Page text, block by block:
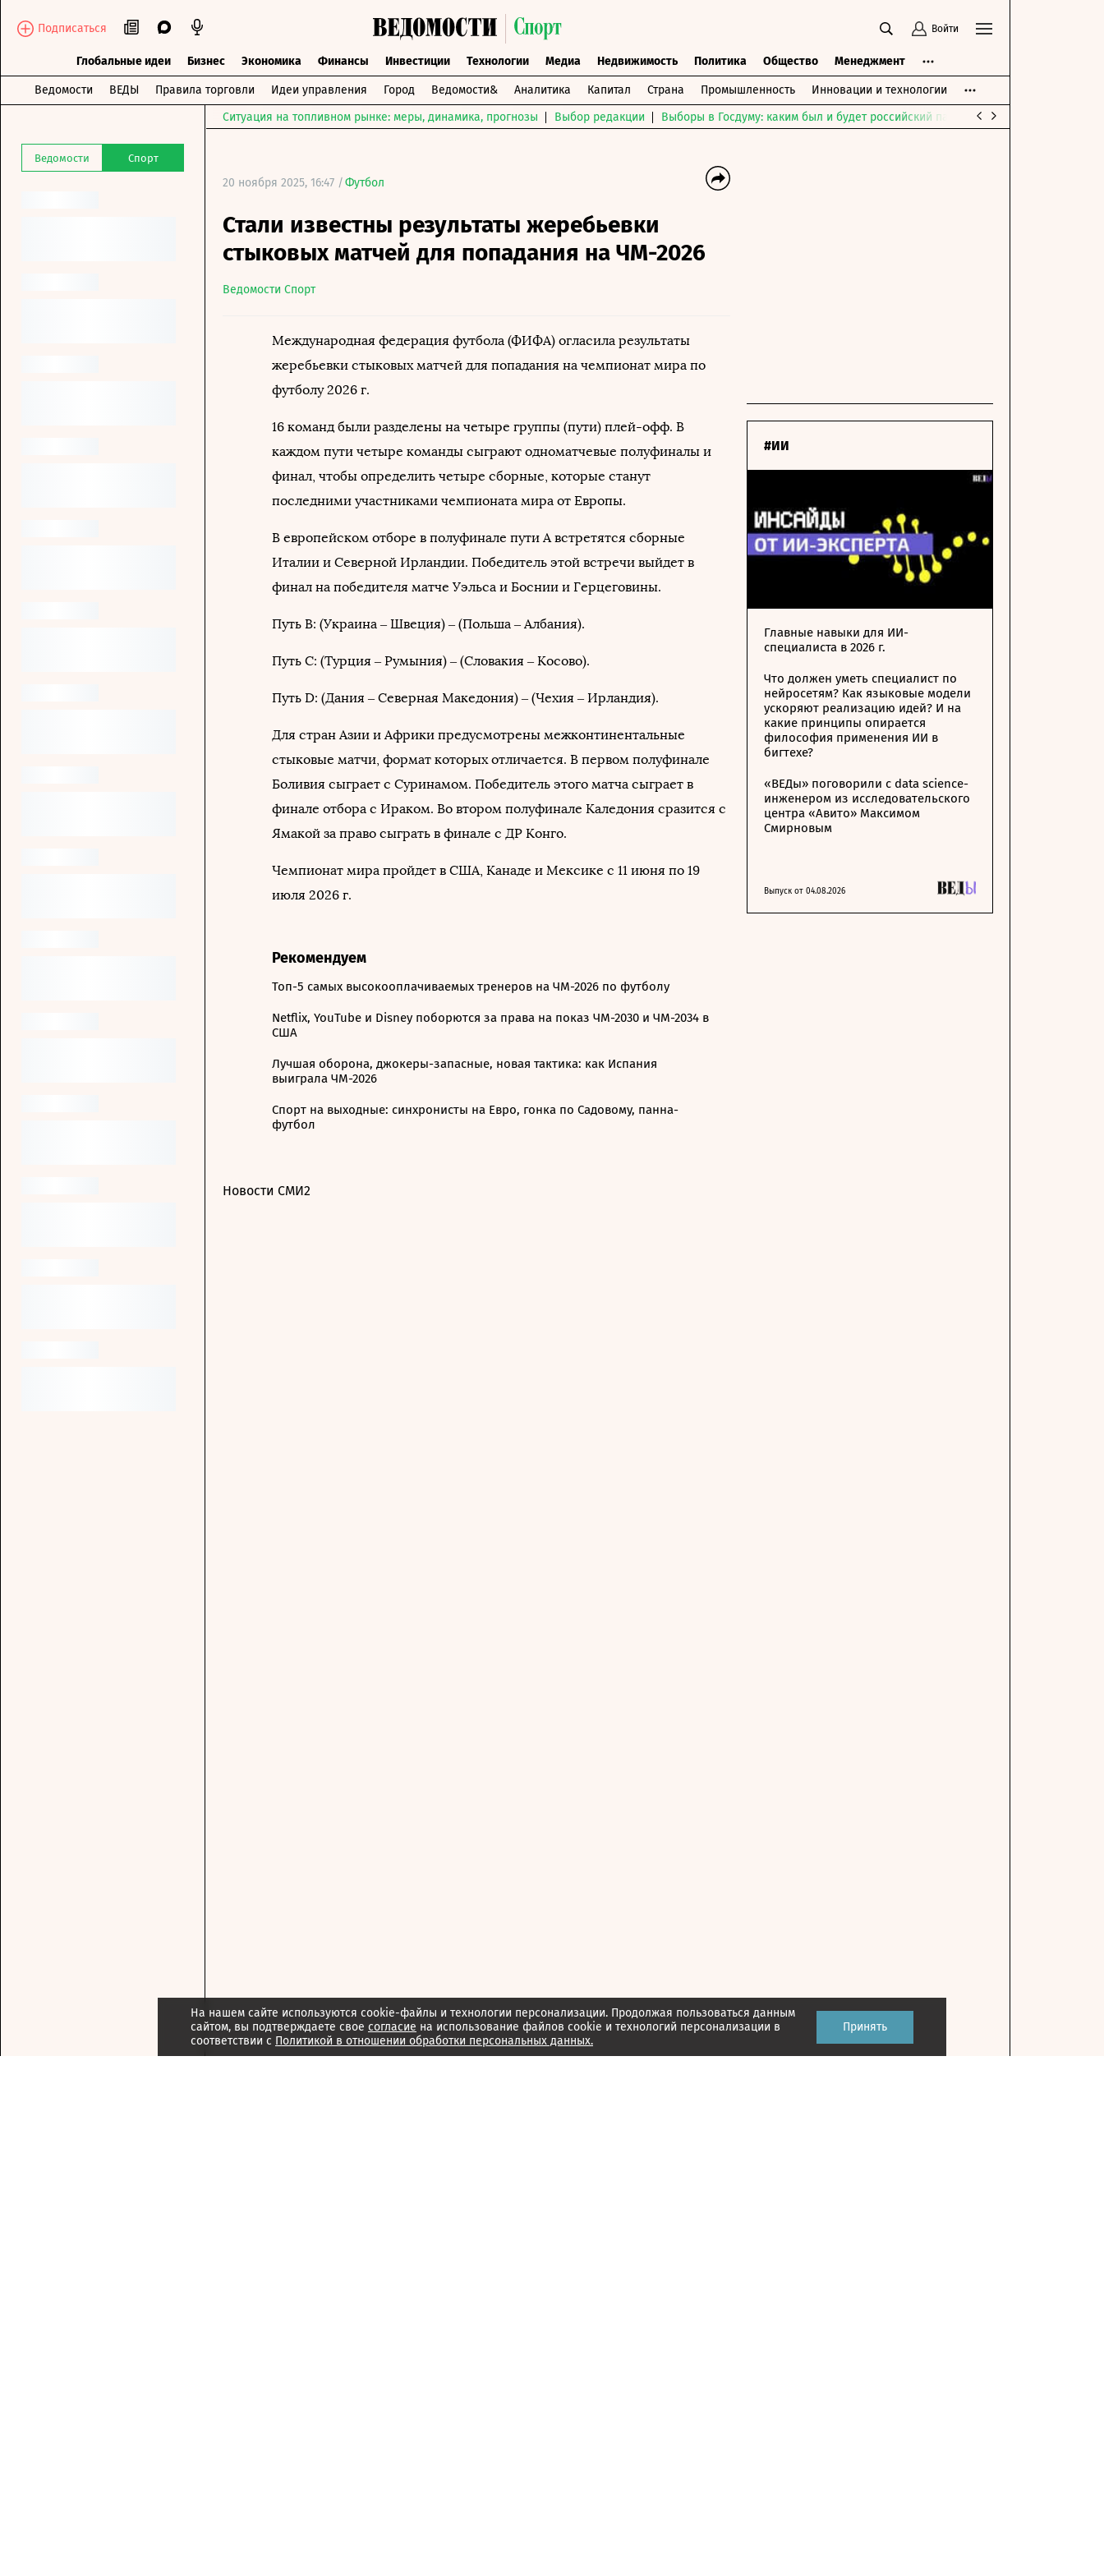
На нашем сайте используются cookie-файлы и технологии персонализации. Продолжая пользоваться данным
сайтом, вы подтверждаете свое согласие на использование файлов cookie и технологий персонализации в
соответствии с Политикой в отношении обработки персональных данных.
Принять
Подписаться Войти
Глобальные идеи Бизнес Экономика Финансы Инвестиции Технологии Медиа Недвижимость Политика Общество Менеджмент
Ведомости ВЕДЫ Правила торговли Идеи управления Город Ведомости& Аналитика Капитал Страна Промышленность Инновации и технологии
Ведомости Спорт
Ситуация на топливном рынке: меры, динамика, прогнозы Выбор редакции Выборы в Госдуму: каким был и будет российский парламент
20 ноября 2025, 16:47 /Футбол
Стали известны результаты жеребьевки
стыковых матчей для попадания на ЧМ-2026
Ведомости Спорт
Международная федерация футбола (ФИФА) огласила результаты
жеребьевки стыковых матчей для попадания на чемпионат мира по
футболу 2026 г.
16 команд были разделены на четыре группы (пути) плей-офф. В
каждом пути четыре команды сыграют одноматчевые полуфиналы и
финал, чтобы определить четыре сборные, которые станут
последними участниками чемпионата мира от Европы.
В европейском отборе в полуфинале пути A встретятся сборные
Италии и Северной Ирландии. Победитель этой встречи выйдет в
финал на победителя матче Уэльса и Боснии и Герцеговины.
Путь B: (Украина – Швеция) – (Польша – Албания).
Путь C: (Турция – Румыния) – (Словакия – Косово).
Путь D: (Дания – Северная Македония) – (Чехия – Ирландия).
Для стран Азии и Африки предусмотрены межконтинентальные
стыковые матчи, формат которых отличается. В первом полуфинале
Боливия сыграет с Суринамом. Победитель этого матча сыграет в
финале отбора с Ираком. Во втором полуфинале Каледония сразится с
Ямакой за право сыграть в финале с ДР Конго.
Чемпионат мира пройдет в США, Канаде и Мексике с 11 июня по 19
июля 2026 г.
Рекомендуем
Топ-5 самых высокооплачиваемых тренеров на ЧМ-2026 по футболу
Netflix, YouTube и Disney поборются за права на показ ЧМ-2030 и ЧМ-2034 в
США
Лучшая оборона, джокеры-запасные, новая тактика: как Испания
выиграла ЧМ-2026
Спорт на выходные: синхронисты на Евро, гонка по Садовому, панна-
футбол
#ИИ
Главные навыки для ИИ-
специалиста в 2026 г.
Что должен уметь специалист по
нейросетям? Как языковые модели
ускоряют реализацию идей? И на
какие принципы опирается
философия применения ИИ в
бигтехе?
«ВЕДы» поговорили с data science-
инженером из исследовательского
центра «Авито» Максимом
Смирновым
Выпуск от 04.08.2026
Новости СМИ2